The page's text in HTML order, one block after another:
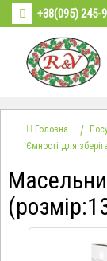
+38(095) 245-
Головна
Ємності для